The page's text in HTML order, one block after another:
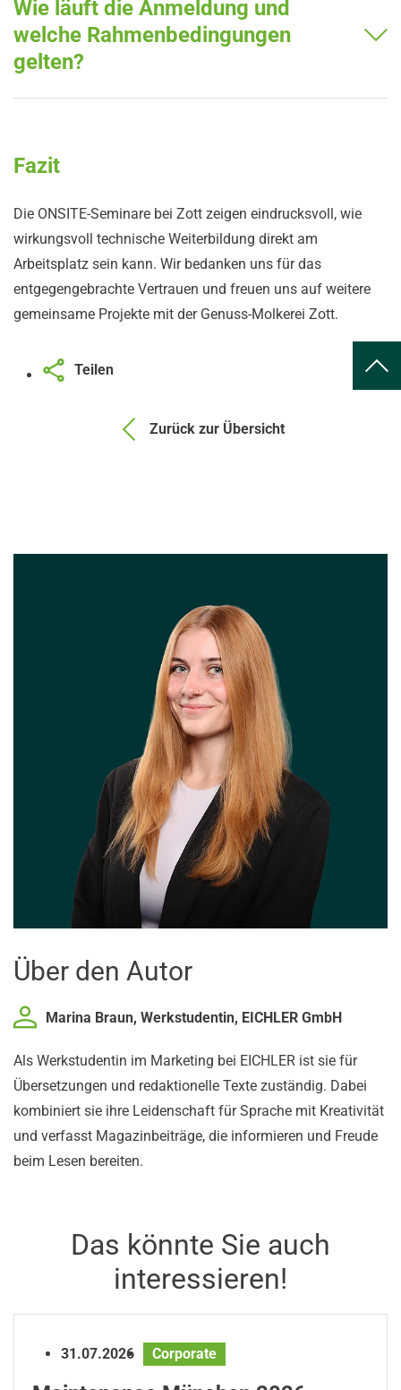
Wie läuft die Anmeldung und
welche Rahmenbedingungen
gelten?
Fazit
Die ONSITE-Seminare bei Zott zeigen eindrucksvoll, wie
wirkungsvoll technische Weiterbildung direkt am
Arbeitsplatz sein kann. Wir bedanken uns für das
entgegengebrachte Vertrauen und freuen uns auf weitere
gemeinsame Projekte mit der Genuss-Molkerei Zott.
Zurück zur Übersicht
Teilen
Über den Autor
Marina Braun, Werkstudentin, EICHLER GmbH
Als Werkstudentin im Marketing bei EICHLER ist sie für
Übersetzungen und redaktionelle Texte zuständig. Dabei
kombiniert sie ihre Leidenschaft für Sprache mit Kreativität
und verfasst Magazinbeiträge, die informieren und Freude
beim Lesen bereiten.
Das könnte Sie auch
interessieren!
31.07.2026 Corporate